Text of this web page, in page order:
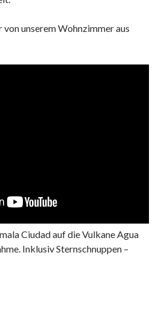
unserem Wohnzimmer aus
Ciudad auf die Vulkane Agua
Inklusiv Sternschnuppen –